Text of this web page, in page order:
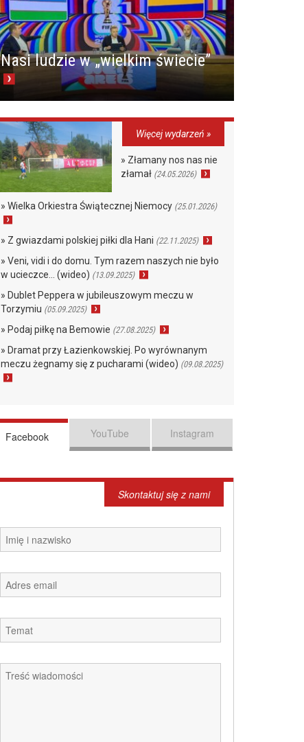
Nasi ludzie w „wielkim świecie”
Więcej wydarzeń »
» Złamany nos nas nie
złamał (24.05.2026)
» Wielka Orkiestra Świątecznej Niemocy (25.01.2026)
» Z gwiazdami polskiej piłki dla Hani (22.11.2025)
» Veni, vidi i do domu. Tym razem naszych nie było
w ucieczce… (wideo) (13.09.2025)
» Dublet Peppera w jubileuszowym meczu w
Torzymiu (05.09.2025)
» Podaj piłkę na Bemowie (27.08.2025)
» Dramat przy Łazienkowskiej. Po wyrównanym
meczu żegnamy się z pucharami (wideo) (09.08.2025)
Facebook YouTube Instagram
Skontaktuj się z nami